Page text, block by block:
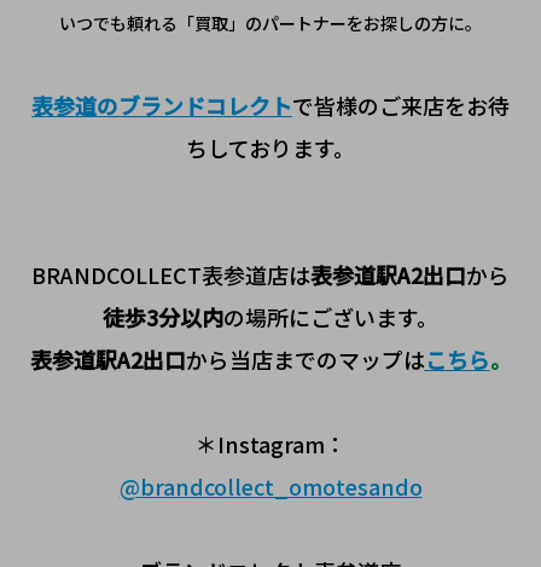
いつでも頼れる「買取」のパートナーをお探しの方に。
表参道のブランドコレクトで皆様のご来店をお待
ちしております。
BRANDCOLLECT表参道店は表参道駅A2出口から
徒歩3分以内の場所にございます。
表参道駅A2出口から当店までのマップはこちら。
＊Instagram：
@brandcollect_omotesando